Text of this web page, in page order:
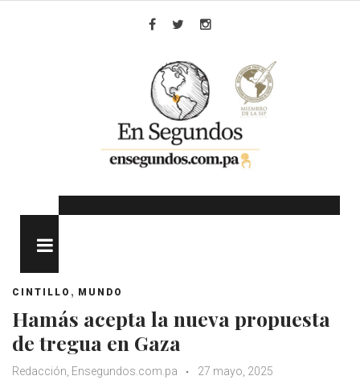
CINTILLO , MUNDO
Hamás acepta la nueva propuesta
de tregua en Gaza
Redacción, Ensegundos.com.pa
27 mayo, 2025